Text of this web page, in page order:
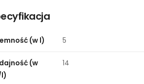
(w l) 5
(w
l)
14